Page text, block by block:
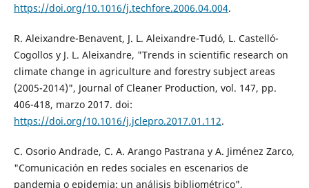
https://doi.org/10.1016/j.techfore.2006.04.004.
R. Aleixandre-Benavent, J. L. Aleixandre-Tudó, L. Castelló-
Cogollos y J. L. Aleixandre, "Trends in scientific research on
climate change in agriculture and forestry subject areas
(2005-2014)", Journal of Cleaner Production, vol. 147, pp.
406-418, marzo 2017. doi:
https://doi.org/10.1016/j.jclepro.2017.01.112.
C. Osorio Andrade, C. A. Arango Pastrana y A. Jiménez Zarco,
"Comunicación en redes sociales en escenarios de
pandemia o epidemia: un análisis bibliométrico",